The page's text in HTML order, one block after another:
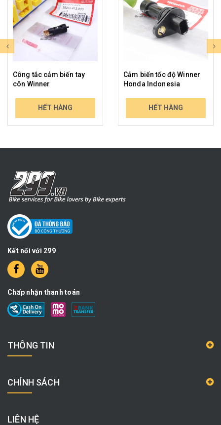
Công tắc cảm biến tay
côn Winner
229.000₫HẾT HÀNG
Cảm biến tốc độ Winner
Honda Indonesia
439.000₫HẾT HÀNG
Kết nối với 299
Chấp nhận thanh toán
THÔNG TIN
CHÍNH SÁCH
LIÊN HỆ